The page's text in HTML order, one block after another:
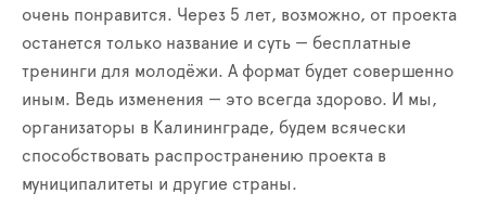
очень понравится. Через 5 лет, возможно, от проекта
останется только название и суть — бесплатные
тренинги для молодёжи. А формат будет совершенно
иным. Ведь изменения — это всегда здорово. И мы,
организаторы в Калининграде, будем всячески
способствовать распространению проекта в
муниципалитеты и другие страны.